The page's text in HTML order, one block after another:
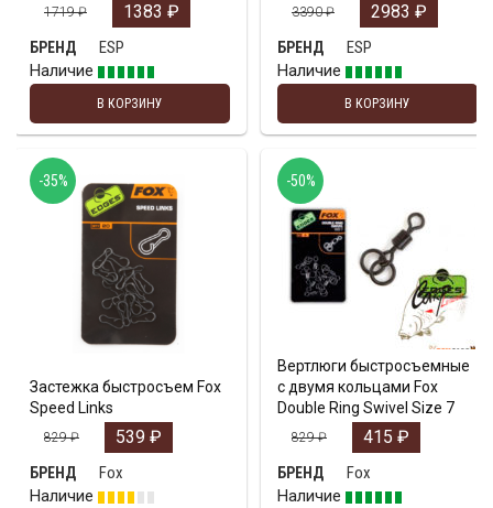
1719₽ 1383 ₽
БРЕНД
ESP
Наличие
В КОРЗИНУ
3390₽ 2983 ₽
БРЕНД
ESP
Наличие
В КОРЗИНУ
Застежка быстросъем Fox
Speed Links
829₽ 539 ₽
БРЕНД
Fox
Наличие
-35%
Вертлюги быстросъемные
с двумя кольцами Fox
Double Ring Swivel Size 7
829₽ 415 ₽
БРЕНД
Fox
Наличие
-50%